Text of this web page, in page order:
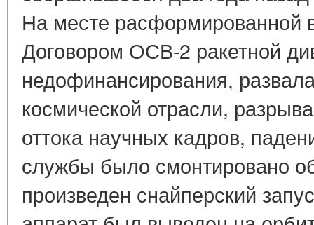
На месте расформированной
Договором ОСВ-2 ракетной
недофинансирования,
космической отрасли,
оттока научных кадров,
службы было смонтировано
произведен снайперский